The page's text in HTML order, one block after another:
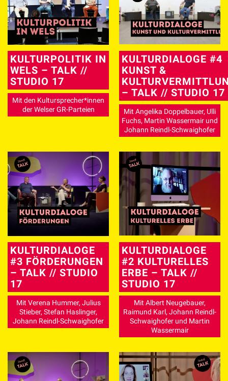
KULTURPOLITIK IN
WELS – TALK //
STUDIO 17
Mit den Kultursprecher*innen
der Welser GR-Parteien
KULTURDIALOGE #4
KUNST &
– TALK // STUDIO 17
Mit Angelika Doppelbauer, Ulli
Fuchs, Martin Wassermair und
Johann Reindl-Schwaighofer
KULTURDIALOGE
#3 FÖRDERUNGEN
– TALK // STUDIO
17
Mit Verena Hummer, Julius
Stieber, Stefan Haslinger,
Johann Reindl-Schwaighofer
KULTURDIALOGE
#2 KULTURELLES
ERBE – TALK //
STUDIO 17
Mit Albert Neugebauer,
Raimund Karl, Johann Reindl-
Schwaighofer und Martin
Wassermair